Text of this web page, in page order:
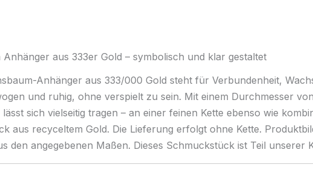
Anhänger aus 333er Gold – symbolisch und klar gestaltet
Anhänger aus 333/000 Gold steht für Verbundenheit,
und ruhig, ohne verspielt zu sein. Mit einem Durchmesser
sich vielseitig tragen – an einer feinen Kette ebenso wie
aus recyceltem Gold. Die Lieferung erfolgt ohne Kette.
den angegebenen Maßen. Dieses Schmuckstück ist Teil unserer